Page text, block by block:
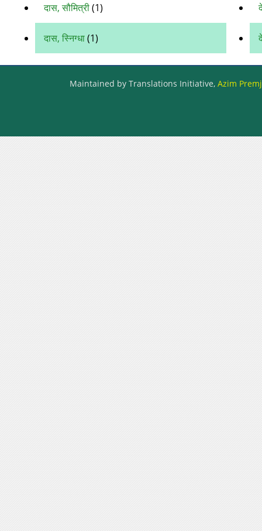
दास, सौमित्री(1)
दास, स्निग्धा(1)
Maintained by Translations Initiative, Azim